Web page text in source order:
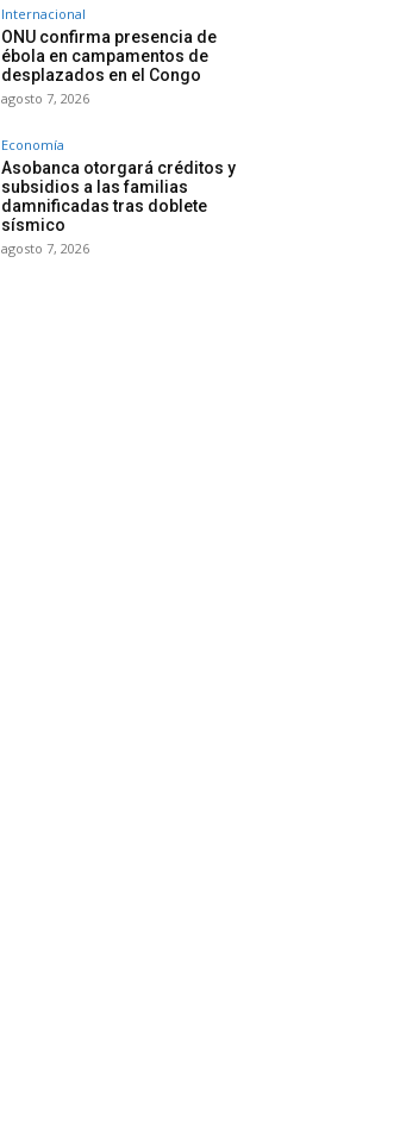
Internacional
ONU confirma presencia de
ébola en campamentos de
desplazados en el Congo
agosto 7, 2026
Economía
Asobanca otorgará créditos y
subsidios a las familias
damnificadas tras doblete
sísmico
agosto 7, 2026